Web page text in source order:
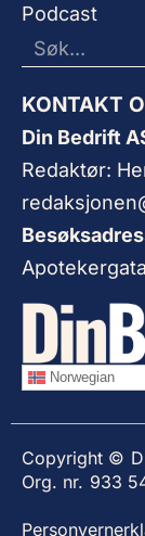
Podcast
KONTAKT
Din Bedrift
Redaktør:
Norwegian
Copyright ©
Org. nr. 933